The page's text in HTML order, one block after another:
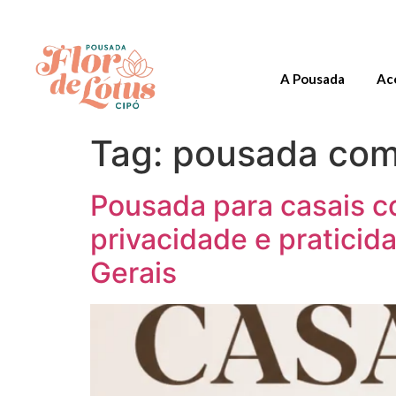
A Pousada
Tag: pousada
Pousada para casais
privacidade e
Gerais